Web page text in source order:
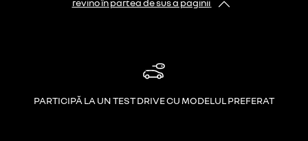
revino în partea de sus a paginii
PARTICIPĂ LA UN TEST DRIVE CU MODELUL PREFERAT